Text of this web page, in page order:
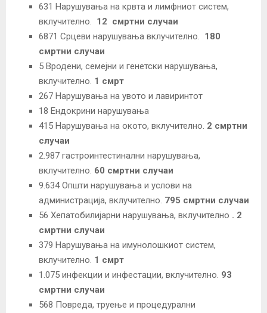
631 Нарушувања на крвта и лимфниот систем,
вклучително. 12 смртни случаи
6871 Срцеви нарушувања вклучително. 180
смртни случаи
5 Вродени, семејни и генетски нарушувања,
вклучително. 1 смрт
267 Нарушувања на увото и лавиринтот
18 Ендокрини нарушувања
415 Нарушувања на окото, вклучително. 2 смртни
случаи
2.987 гастроинтестинални нарушувања,
вклучително. 60 смртни случаи
9.634 Општи нарушувања и услови на
администрација, вклучително. 795 смртни случаи
56 Хепатобилијарни нарушувања, вклучително . 2
смртни случаи
379 Нарушувања на имунолошкиот систем,
вклучително. 1 смрт
1.075 инфекции и инфестации, вклучително. 93
смртни случаи
568 Повреда, труење и процедурални